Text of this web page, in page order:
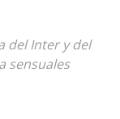
del Inter y del
sensuales